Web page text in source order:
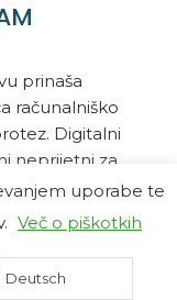
prinaša
računalniško
Digitalni
neprijetni za
možna
v krajšem
digitalnih
uporabe te
Več o piškotkih
Deutsch